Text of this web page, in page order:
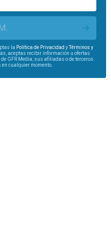
la Política de Privacidad yTérminos y
aceptas recibir información u ofertas
GFR Media, sus afiliadas o de terceros.
cualquier momento.